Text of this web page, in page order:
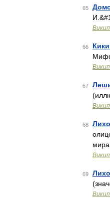
65
66
67
68 Лихо
69